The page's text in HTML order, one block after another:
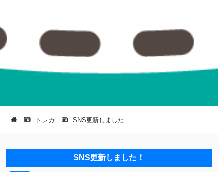
トレカ SNS更新しました！
SNS更新しました！